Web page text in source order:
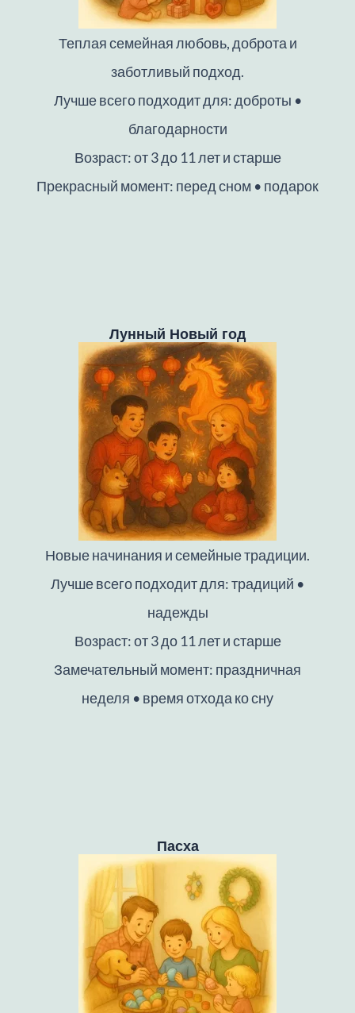
Теплая семейная любовь, доброта и
заботливый подход.
Лучше всего подходит для: доброты •
благодарности
Возраст: от 3 до 11 лет и старше
Прекрасный момент: перед сном • подарок
Лунный Новый год
Новые начинания и семейные традиции.
Лучше всего подходит для: традиций •
надежды
Возраст: от 3 до 11 лет и старше
Замечательный момент: праздничная
неделя • время отхода ко сну
Пасха